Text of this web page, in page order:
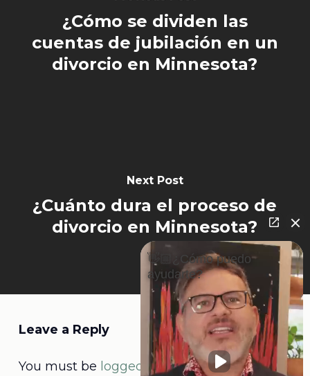
¿Cómo se dividen las
cuentas de jubilación en un
divorcio en Minnesota?
Next Post
¿Cuánto dura el proceso de
divorcio en Minnesota?
Leave a Reply
You must be logged into post a comment.
👋🏼¿Cómo puedo
ayudarte?